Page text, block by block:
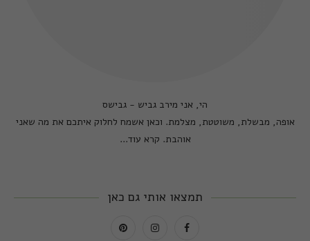
הי, אני מירב גביש - גבישס
אופה, מבשלת, משוטטת, מצלמת. וכאן אשמח לחלוק איתכם את מה שאני
אוהבת. קרא עוד...
תמצאו אותי גם כאן